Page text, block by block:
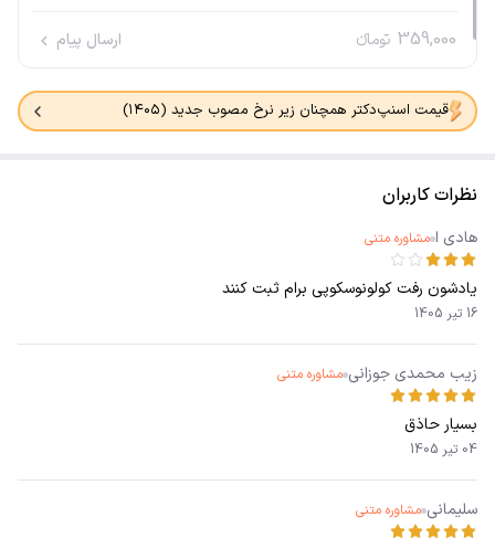
359,000 تومانء ارسال پیام
قیمت اسنپ‌دکتر همچنان زیر نرخ مصوب جدید (۱۴۰۵)
نظرات کاربران
هادی ا مشاوره متنی
یادشون رفت کولونوسکوپی برام ثبت کنند
16 تیر 1405
زیب محمدی جوزانی مشاوره متنی
بسیار حاذق
04 تیر 1405
سلیمانی مشاوره متنی